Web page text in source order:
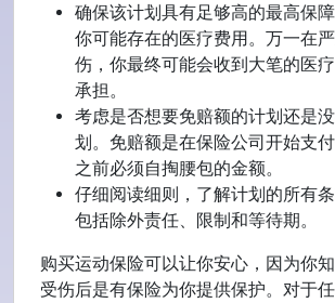
确保该计划具有足够高的最高保
你可能存在的医疗费用。万一在
伤，你最终可能会收到大笔的医
承担。
考虑是否想要免赔额的计划还是
划。免赔额是在保险公司开始支
之前必须自掏腰包的金额。
仔细阅读细则，了解计划的所有
包括除外责任、限制和等待期。
购买运动保险可以让你安心，因为你
受伤后是有保险为你提供保护。对于